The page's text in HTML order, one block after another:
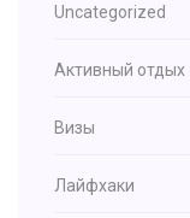
Uncategorized
Активный отдых
Визы
Лайфхаки